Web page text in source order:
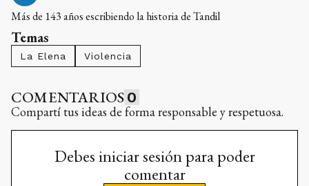
Más de 143 años escribiendo la historia de Tandil
Temas
La Elena Violencia
COMENTARIOS 0
Compartí tus ideas de forma responsable y respetuosa.
Debes iniciar sesión para poder
comentar